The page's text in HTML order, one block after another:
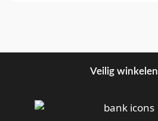
Veilig winkelen